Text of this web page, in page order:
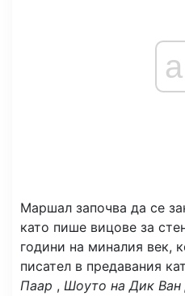
Маршал започва да се
като пише вицове за
години на миналия век,
писател в предавания
Паар , Шоуто на Дик Ван